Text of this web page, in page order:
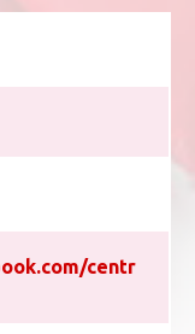
centr